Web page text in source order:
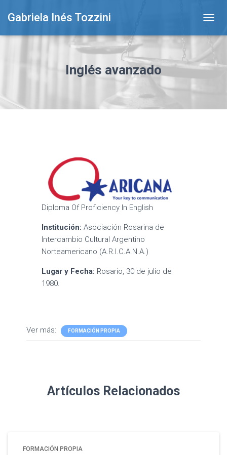
Gabriela Inés Tozzini
O
L
Inglés avanzado
Diploma Of Proficiency In English
Institución: Asociación Rosarina de
Intercambio Cultural Argentino
Norteamericano (A.R.I.C.A.N.A.)
Lugar y Fecha: Rosario, 30 de julio de
1980.
Ver más: FORMACIÓN PROPIA
Artículos Relacionados
FORMACIÓN PROPIA